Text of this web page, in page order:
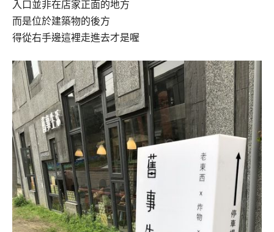
入口並非在店家正面的地方
而是位於建築物的後方
得從右手邊這裡走進去才是喔